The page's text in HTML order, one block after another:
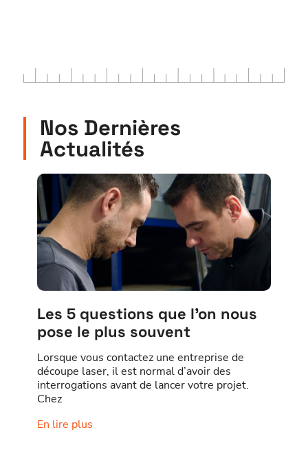
Nos Dernières
Actualités
Les 5 questions que l’on nous
pose le plus souvent
Lorsque vous contactez une entreprise de
découpe laser, il est normal d’avoir des
interrogations avant de lancer votre projet.
Chez
En lire plus